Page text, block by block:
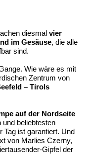
diesmal vier
im Gesäuse, die alle
sind.
Wie wäre es mit
Zentrum von
– Tirols
auf der Nordseite
und beliebtesten
Tag ist garantiert. Und
von Marlies Czerny,
Gipfel der